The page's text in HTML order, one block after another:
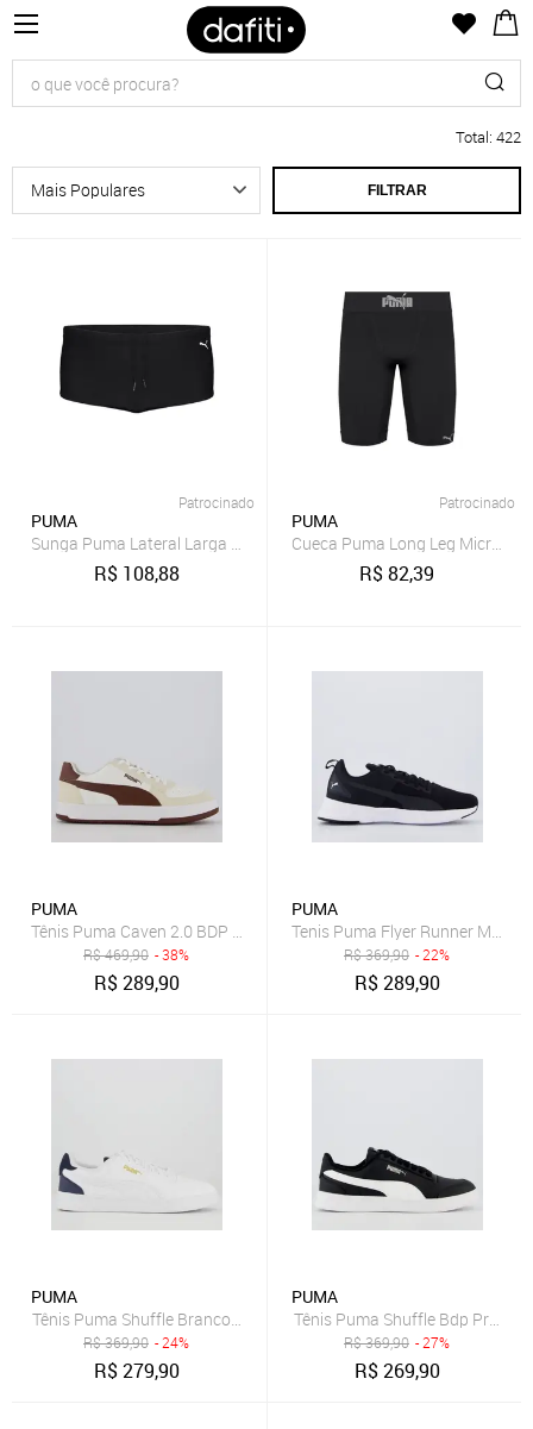
Total: 422
FILTRAR
Patrocinado
PUMA
Sunga Puma Lateral Larga 26015.003
R$ 108,88
Patrocinado
PUMA
Cueca Puma Long Leg
R$82,39
PUMA
Tênis Puma Caven 2.0 BDP Off White e Marrom
R$469,90 - 38%
R$289,90
PUMA
Tenis Puma Flyer Runner Mesh
R$369,90 - 22%
R$289,90
PUMA
Tênis Puma Shuffle Branco e Dourado
R$369,90 - 24%
R$279,90
PUMA
Tênis Puma Shuffle Bdp Preto e
R$369,90 - 27%
R$269,90